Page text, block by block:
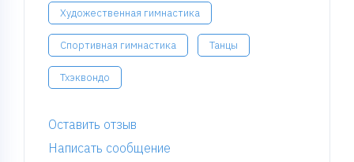
Художественная гимнастика
Спортивная гимнастика Танцы
Тхэквондо
Оставить отзыв
Написать сообщение